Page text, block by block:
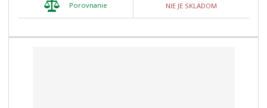
Porovnanie NIE JE SKLADOM